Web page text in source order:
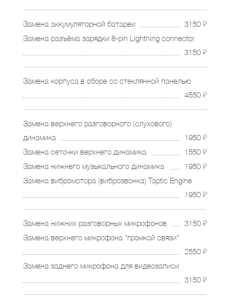
Замена аккумуляторной батареи
3150 ₽
Замена разъёма зарядки 8-pin Lightning connector
3150 ₽
Замена корпуса в сборе со стеклянной панелью
4550 ₽
Замена верхнего разговорного (слухового)
динамика
1950 ₽
Замена сеточки верхнего динамика
1550 ₽
Замена нижнего музыкального динамика
1950 ₽
Замена вибромотора (виброзвонка) Taptic Engine
1950 ₽
Замена нижних разговорных микрофонов
3150 ₽
Замена верхнего микрофона "громкой связи"
2550 ₽
Замена заднего микрофона для видеозаписи
3150 ₽